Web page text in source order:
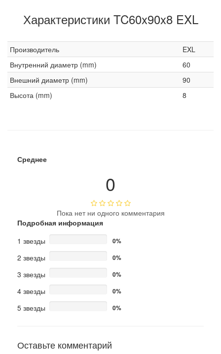
Характеристики TC60x90x8 EXL
Производитель
EXL
Внутренний диаметр (mm)
60
Внешний диаметр (mm)
90
Высота (mm)
8
Среднее
0
Пока нет ни одного комментария
Подробная информация
1 звезды
0%
2 звезды 0%
3 звезды 0%
4 звезды 0%
5 звезды 0%
Оставьте комментарий